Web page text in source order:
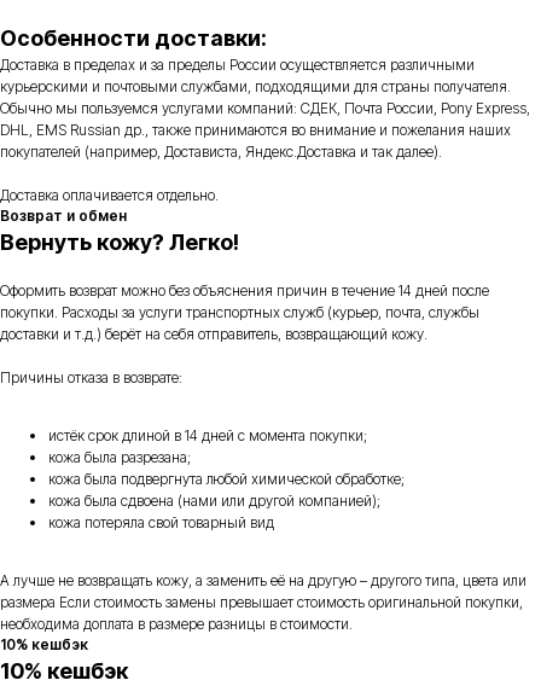
Особенности доставки:
Доставка в пределах и за пределы России осуществляется различными
курьерскими и почтовыми службами, подходящими для страны получателя.
Обычно мы пользуемся услугами компаний: СДЕК, Почта России, Pony Express,
DHL, EMS Russian др., также принимаются во внимание и пожелания наших
покупателей (например, Достависта, Яндекс.Доставка и так далее).
Доставка оплачивается отдельно.
Возврат и обмен
Вернуть кожу? Легко!
Оформить возврат можно без объяснения причин в течение 14 дней после
покупки. Расходы за услуги транспортных служб (курьер, почта, службы
доставки и т.д.) берёт на себя отправитель, возвращающий кожу.
Причины отказа в возврате:
истёк срок длиной в 14 дней с момента покупки;
кожа была разрезана;
кожа была подвергнута любой химической обработке;
кожа была сдвоена (нами или другой компанией);
кожа потеряла свой товарный вид
А лучше не возвращать кожу, а заменить её на другую – другого типа, цвета или
размера Если стоимость замены превышает стоимость оригинальной покупки,
необходима доплата в размере разницы в стоимости.
10% кешбэк
10% кешбэк